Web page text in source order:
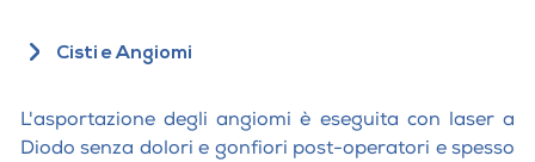
Cisti e Angiomi
L'asportazione degli angiomi è eseguita con laser a
Diodo senza dolori e gonfiori post-operatori e spesso